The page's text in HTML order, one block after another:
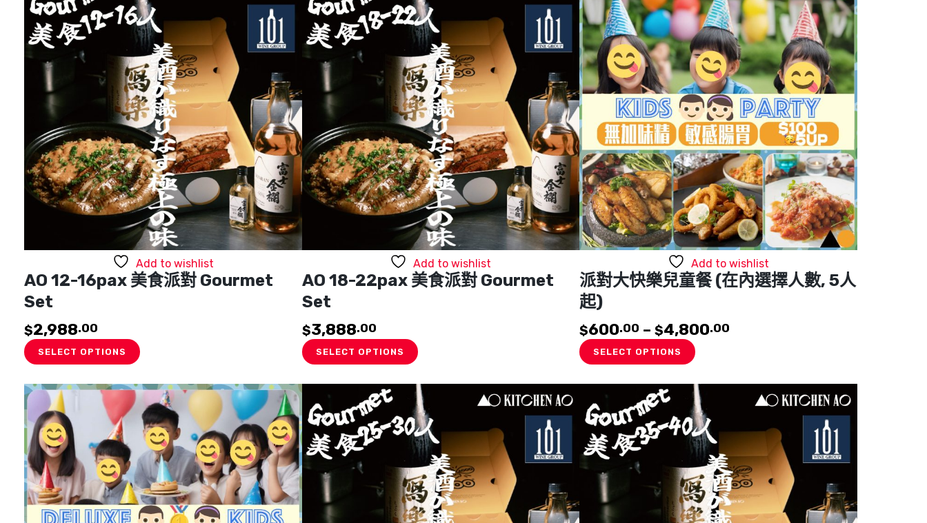
Add to wishlist
AO 12-16pax 美食派對 Gourmet
Set
$2,988.00
SELECT OPTIONS
Add to wishlist
AO 18-22pax 美食派對 Gourmet
Set
$3,888.00
SELECT OPTIONS
Add to wishlist
派對大快樂兒童餐 (在內選擇人數, 5人
起)
$600.00 –$4,800.00
SELECT OPTIONS
This
product
multiple
variants.
The
options
may
be
chosen
on
the
product
page